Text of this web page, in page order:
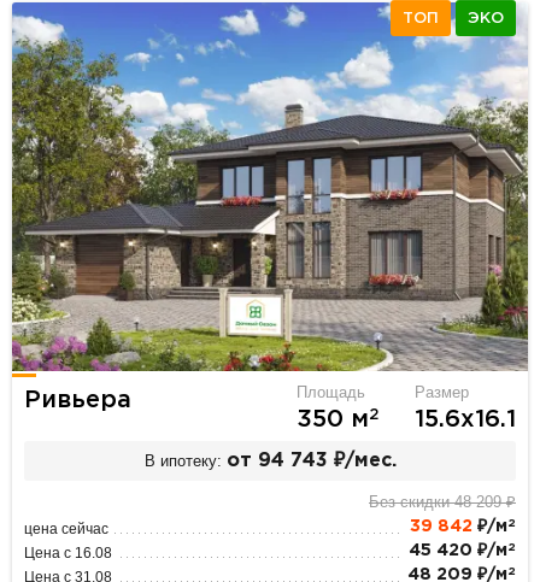
ТОП ЭКО
Ривьера Площадь
350 м2
Размер
15.6х16.1
В ипотеку: от 94 743 ₽/мес.
Без скидки 48 209 ₽
цена сейчас 39 842 ₽/м 2
Цена с 16.08 45 420 ₽/м 2
Цена с 31.08 48 209 ₽/м 2